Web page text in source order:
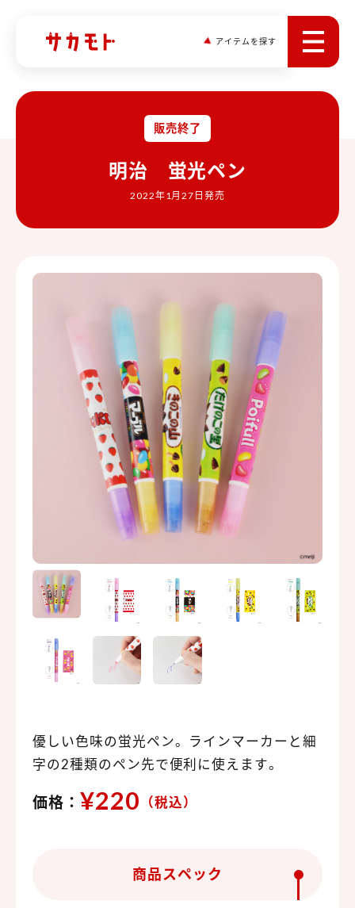
アイテムを探す
販売終了
明治 蛍光ペン
2022年1月27日発売
優しい色味の蛍光ペン。ラインマーカーと細
字の2種類のペン先で便利に使えます。
価格： ¥220 （税込）
商品スペック